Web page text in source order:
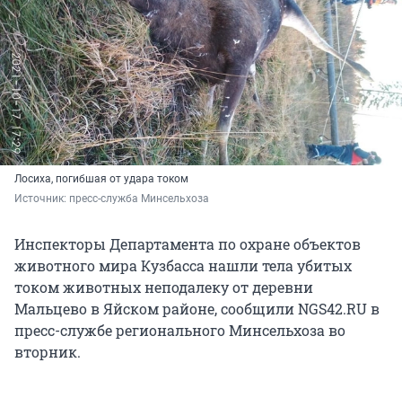
Лосиха, погибшая от удара током
Источник: пресс-служба Минсельхоза
Инспекторы Департамента по охране объектов
животного мира Кузбасса нашли тела убитых
током животных неподалеку от деревни
Мальцево в Яйском районе, сообщили NGS42.RU в
пресс-службе регионального Минсельхоза во
вторник.